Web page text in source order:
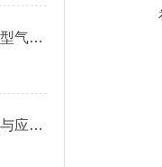
超声波一体式气象站五要素微型气象站一款丰收喜气新的自动气象站
气象站气象设备有哪些的分类与应用场景